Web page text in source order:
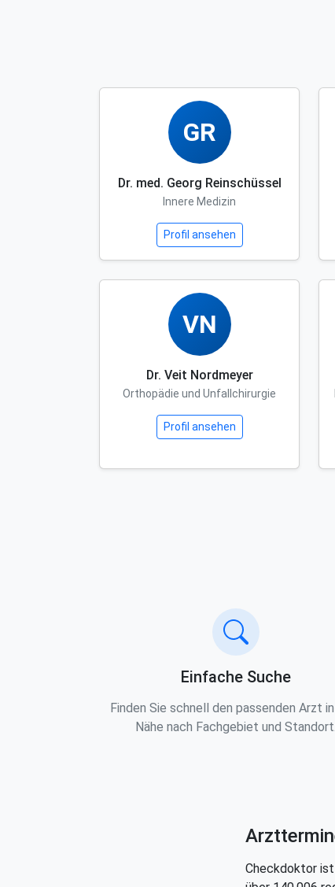
GR
Dr. med. Georg Reinschüssel
Innere Medizin
Profil ansehen
VN
Dr. Veit Nordmeyer
Orthopädie und Unfallchirurgie
Profil ansehen
Einfache Suche
Finden Sie schnell den passenden Arzt
Nähe nach Fachgebiet und Standort.
Checkdoktor